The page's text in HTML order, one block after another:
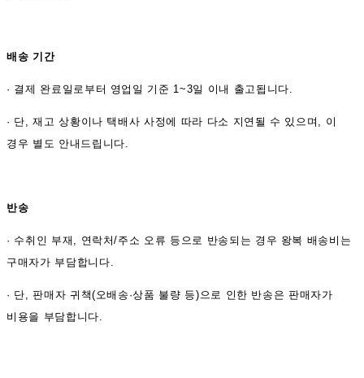
배송 기간
· 결제 완료일로부터 영업일 기준 1~3일 이내 출고됩니다.
· 단, 재고 상황이나 택배사 사정에 따라 다소 지연될 수 있으며, 이
경우 별도 안내드립니다.
반송
· 수취인 부재, 연락처/주소 오류 등으로 반송되는 경우 왕복 배송비는
구매자가 부담합니다.
· 단, 판매자 귀책(오배송·상품 불량 등)으로 인한 반송은 판매자가
비용을 부담합니다.